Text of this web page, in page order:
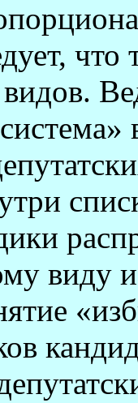
виду